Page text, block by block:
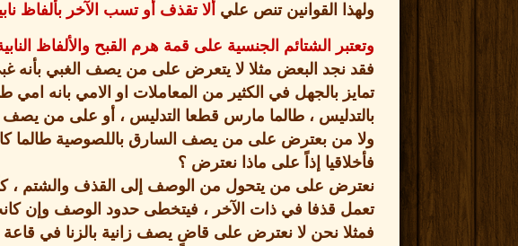
ولهذا القوانين تنص علي ألا تقذف أو تسب الآخر بألفاظ
وتعتبر الشتائم الجنسية على قمة هرم القبح والألفاظ
فقد نجد البعض مثلا لا يتعرض على من يصف الغبي بأنه غبي
تمايز بالجهل في الكثير من المعاملات او الامي بانه
بالتدليس ، طالما مارس قطعا التدليس ، أو على من يصف
ولا من بعترض على من يصف السارق باللصوصية طالما
فأخلاقيا إذاً على ماذا نعترض ؟
نعترض على من يتحول من الوصف إلى القذف والشتم ،
تعمل قذفا في ذات الآخر ، فيتخطى حدود الوصف وإن
فمثلا نحن لا نعترض على قاضٍ يصف زانية بالزنا في قاعة